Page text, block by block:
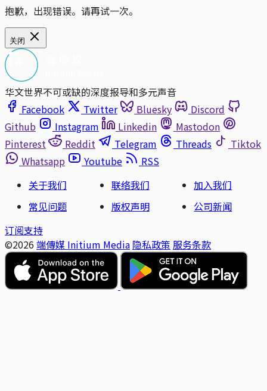
抱歉，出现错误。请再试一次。
关闭
华文世界不可或缺的深度报导和多元声音
Facebook
Twitter Bluesky
Discord
Github
Instagram Linkedin
Mastodon
Pinterest
Reddit Telegram Threads
Tiktok
Whatsapp
Youtube
RSS
关于我们
联络我们
加入我们
常见问题
版权声明
公司新闻
订阅支持
©2026 端傳媒 Initium Media 隐私政策 服务条款